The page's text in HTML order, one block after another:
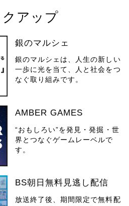
クアップ
銀のマルシェ
銀のマルシェは、人生の新しい
一歩に光を当て、人と社会をつ
なぐ取り組みです。
AMBER GAMES
“おもしろい”を発見・発掘・世
界とつなぐゲームレーベルで
す。
BS朝日無料見逃し配信
放送終了後、期間限定で無料配